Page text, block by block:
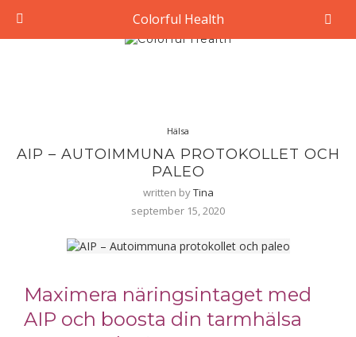
Hälsa
AIP – AUTOIMMUNA PROTOKOLLET OCH
PALEO
written byTina
september 15, 2020
Maximera näringsintaget med
AIP och boosta din tarmhälsa
Colorful Health